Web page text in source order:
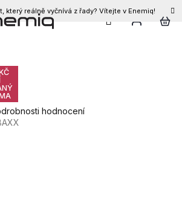
který reálně vyčnívá z řady? Vítejte v Enemiq!
CZK
& BAXX CG124
hodnocení